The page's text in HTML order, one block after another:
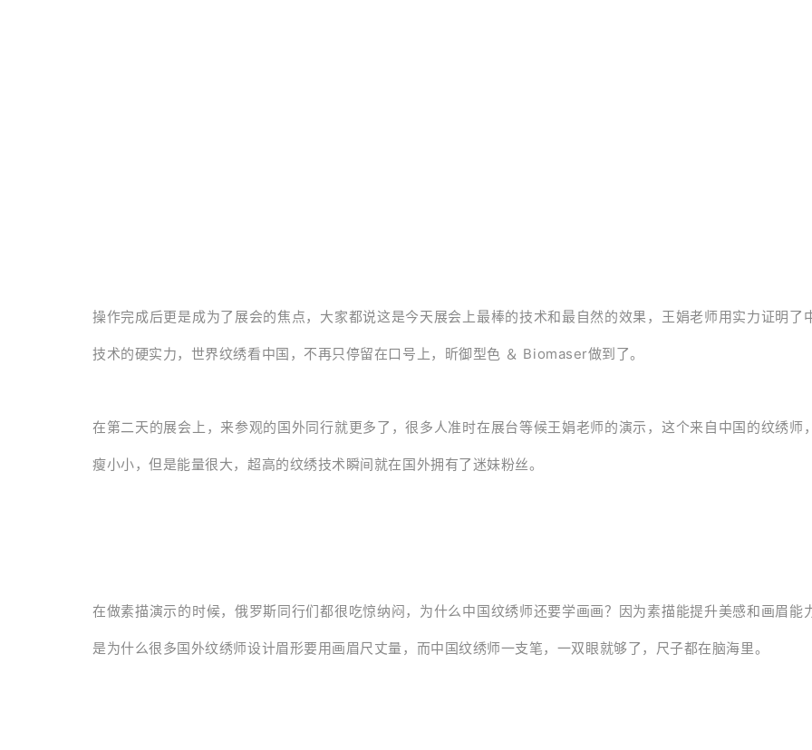
操作完成后更是成为了展会的焦点，大家都说这是今天展会上最棒的技术和最自然的效果，王娟老师用实力证明了
技术的硬实力，世界纹绣看中国，不再只停留在口号上，昕御型色 ＆ Biomaser做到了。
在第二天的展会上，来参观的国外同行就更多了，很多人准时在展台等候王娟老师的演示，这个来自中国的纹绣师
瘦小小，但是能量很大，超高的纹绣技术瞬间就在国外拥有了迷妹粉丝。
在做素描演示的时候，俄罗斯同行们都很吃惊纳闷，为什么中国纹绣师还要学画画？因为素描能提升美感和画眉能
是为什么很多国外纹绣师设计眉形要用画眉尺丈量，而中国纹绣师一支笔，一双眼就够了，尺子都在脑海里。